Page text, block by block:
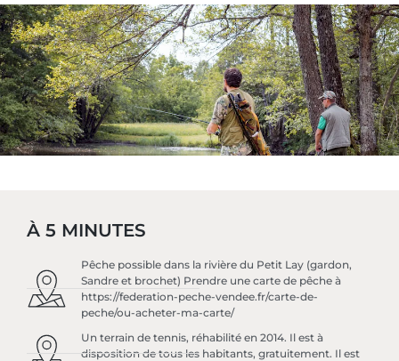
À 5 MINUTES
Pêche possible dans la rivière du Petit Lay (gardon,
Sandre et brochet) Prendre une carte de pêche à
https://federation-peche-vendee.fr/carte-de-
peche/ou-acheter-ma-carte/
Un terrain de tennis, réhabilité en 2014. Il est à
disposition de tous les habitants, gratuitement. Il est